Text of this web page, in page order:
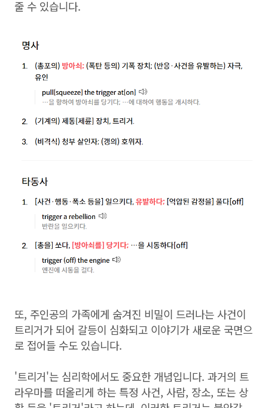
줄 수 있습니다.
또, 주인공의 가족에게 숨겨진 비밀이 드러나는 사건이
트리거가 되어 갈등이 심화되고 이야기가 새로운 국면으
로 접어들 수도 있습니다.
'트리거'는 심리학에서도 중요한 개념입니다. 과거의 트
라우마를 떠올리게 하는 특정 사건, 사람, 장소, 또는 상